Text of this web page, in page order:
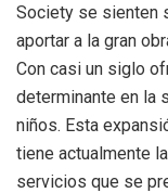
Society se sienten
aportar a la gran
Con casi un siglo
determinante en la
niños. Esta
tiene actualmente
servicios que se